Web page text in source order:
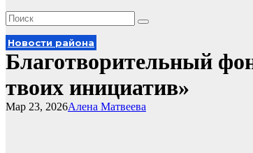
Новости района
Благотворительный
твоих инициатив»
Алена Матвеева
Мар 23, 2026